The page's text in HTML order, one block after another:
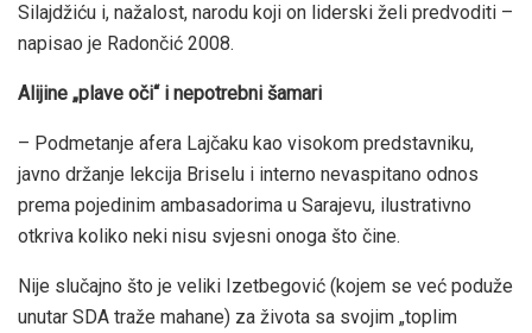
Silajdžiću i, nažalost, narodu koji on liderski želi predvoditi –
napisao je Radončić 2008.
Alijine „plave oči“ i nepotrebni šamari
– Podmetanje afera Lajčaku kao visokom predstavniku,
javno držanje lekcija Briselu i interno nevaspitano odnos
prema pojedinim ambasadorima u Sarajevu, ilustrativno
otkriva koliko neki nisu svjesni onoga što čine.
Nije slučajno što je veliki Izetbegović (kojem se već poduže
unutar SDA traže mahane) za života sa svojim „toplim